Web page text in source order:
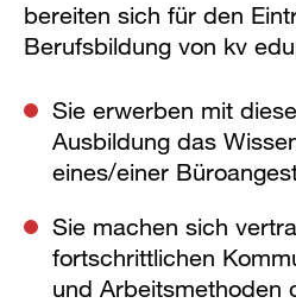
bereiten sich für den
Berufsbildung von kv
Sie erwerben mit
Ausbildung das
eines/einer
Sie machen sich
fortschrittlichen
und Arbeitsmethoden